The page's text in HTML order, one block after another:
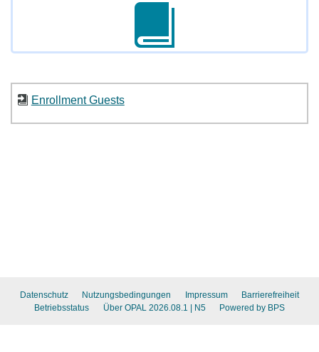
Enrollment Guests
Datenschutz Nutzungsbedingungen Impressum
Barrierefreiheit
Betriebsstatus
Über OPAL 2026.08.1 | N5 Powered by BPS